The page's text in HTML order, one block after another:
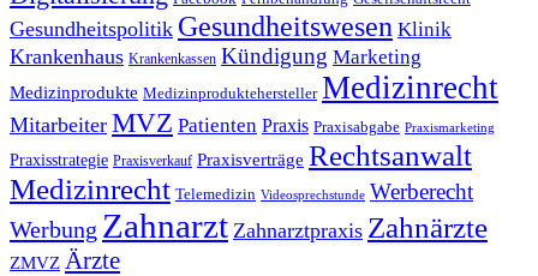
Gesundheitspolitik Gesundheitswesen Klinik
Krankenhaus Krankenkassen Kündigung Marketing
Medizinprodukte Medizinproduktehersteller Medizinrecht
Mitarbeiter MVZ Patienten Praxis Praxisabgabe Praxismarketing
Praxisstrategie Praxisverkauf Praxisverträge Rechtsanwalt
Medizinrecht Telemedizin Videosprechstunde Werberecht
Werbung Zahnarzt Zahnarztpraxis Zahnärzte
ZMVZ Ärzte